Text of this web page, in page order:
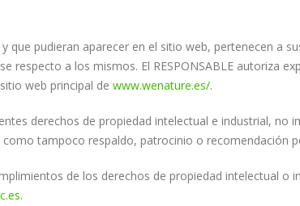
que pudieran aparecer en el sitio web, pertenecen a
respecto a los mismos. El RESPONSABLE autoriza
web principal de www.wenature.es/.
derechos de propiedad intelectual e industrial,
tampoco respaldo, patrocinio o recomendación
de los derechos de propiedad intelectual o
.